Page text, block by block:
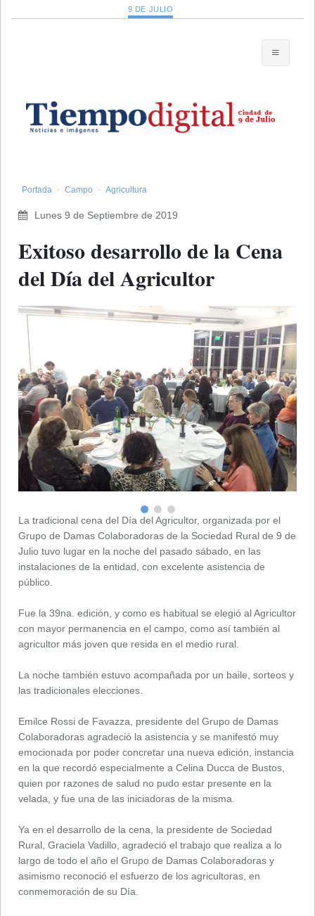
9 DE JULIO
Portada Campo Agricultura
Lunes 9 de Septiembre de 2019
Exitoso desarrollo de la Cena
del Día del Agricultor
La tradicional cena del Día del Agricultor, organizada por el
Grupo de Damas Colaboradoras de la Sociedad Rural de 9 de
Julio tuvo lugar en la noche del pasado sábado, en las
instalaciones de la entidad, con excelente asistencia de
público.
Fue la 39na. edición, y como es habitual se elegió al Agricultor
con mayor permanencia en el campo, como así también al
agricultor más joven que resida en el medio rural.
La noche también estuvo acompañada por un baile, sorteos y
las tradicionales elecciones.
Emilce Rossi de Favazza, presidente del Grupo de Damas
Colaboradoras agradeció la asistencia y se manifestó muy
emocionada por poder concretar una nueva edición, instancia
en la que recordó especialmente a Celina Ducca de Bustos,
quien por razones de salud no pudo estar presente en la
velada, y fue una de las iniciadoras de la misma.
Ya en el desarrollo de la cena, la presidente de Sociedad
Rural, Graciela Vadillo, agradeció el trabajo que realiza a lo
largo de todo el año el Grupo de Damas Colaboradoras y
asimismo reconoció el esfuerzo de los agricultoras, en
conmemoración de su Día.